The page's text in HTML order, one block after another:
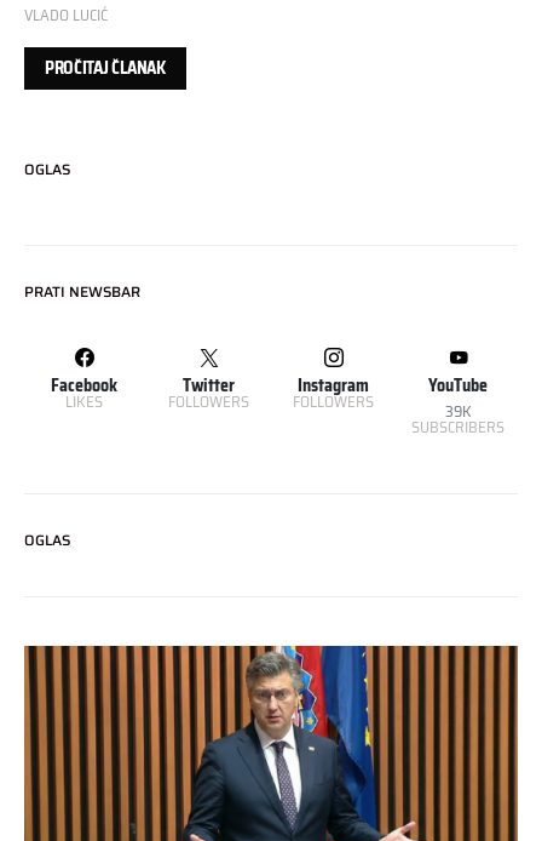
VLADO LUCIĆ
PROČITAJ ČLANAK
OGLAS
PRATI NEWSBAR
Facebook
LIKES
Twitter
FOLLOWERS
Instagram
FOLLOWERS
YouTube
39K
SUBSCRIBERS
OGLAS